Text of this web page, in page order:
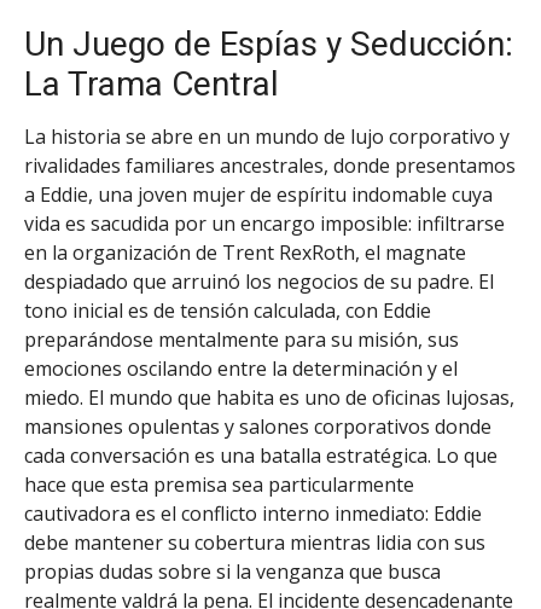
Un Juego de Espías y Seducción:
La Trama Central
La historia se abre en un mundo de lujo corporativo y
rivalidades familiares ancestrales, donde presentamos
a Eddie, una joven mujer de espíritu indomable cuya
vida es sacudida por un encargo imposible: infiltrarse
en la organización de Trent RexRoth, el magnate
despiadado que arruinó los negocios de su padre. El
tono inicial es de tensión calculada, con Eddie
preparándose mentalmente para su misión, sus
emociones oscilando entre la determinación y el
miedo. El mundo que habita es uno de oficinas lujosas,
mansiones opulentas y salones corporativos donde
cada conversación es una batalla estratégica. Lo que
hace que esta premisa sea particularmente
cautivadora es el conflicto interno inmediato: Eddie
debe mantener su cobertura mientras lidia con sus
propias dudas sobre si la venganza que busca
realmente valdrá la pena. El incidente desencadenante